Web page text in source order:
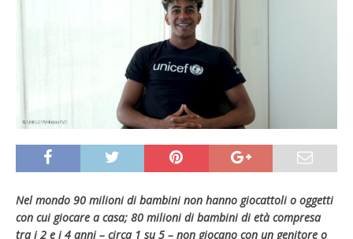
Nel mondo 90 milioni di bambini non hanno giocattoli o oggetti
con cui giocare a casa; 80 milioni di bambini di età compresa
tra i 2 e i 4 anni – circa 1 su 5 – non giocano con un genitore o